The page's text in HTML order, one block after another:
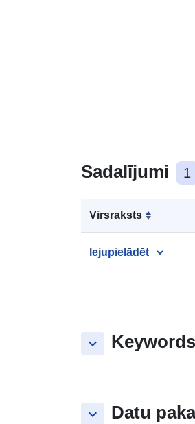
Sadalījumi 1
Virsraksts
lejupielādēt
keyboard_arrow_down Keywords
keyboard_arrow_down Datu